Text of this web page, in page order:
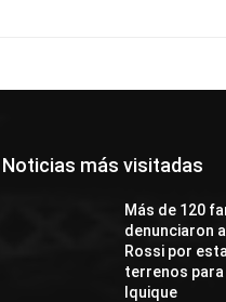
Noticias más visitadas
Más de 120
denunciaron
Rossi por
terrenos para
Iquique